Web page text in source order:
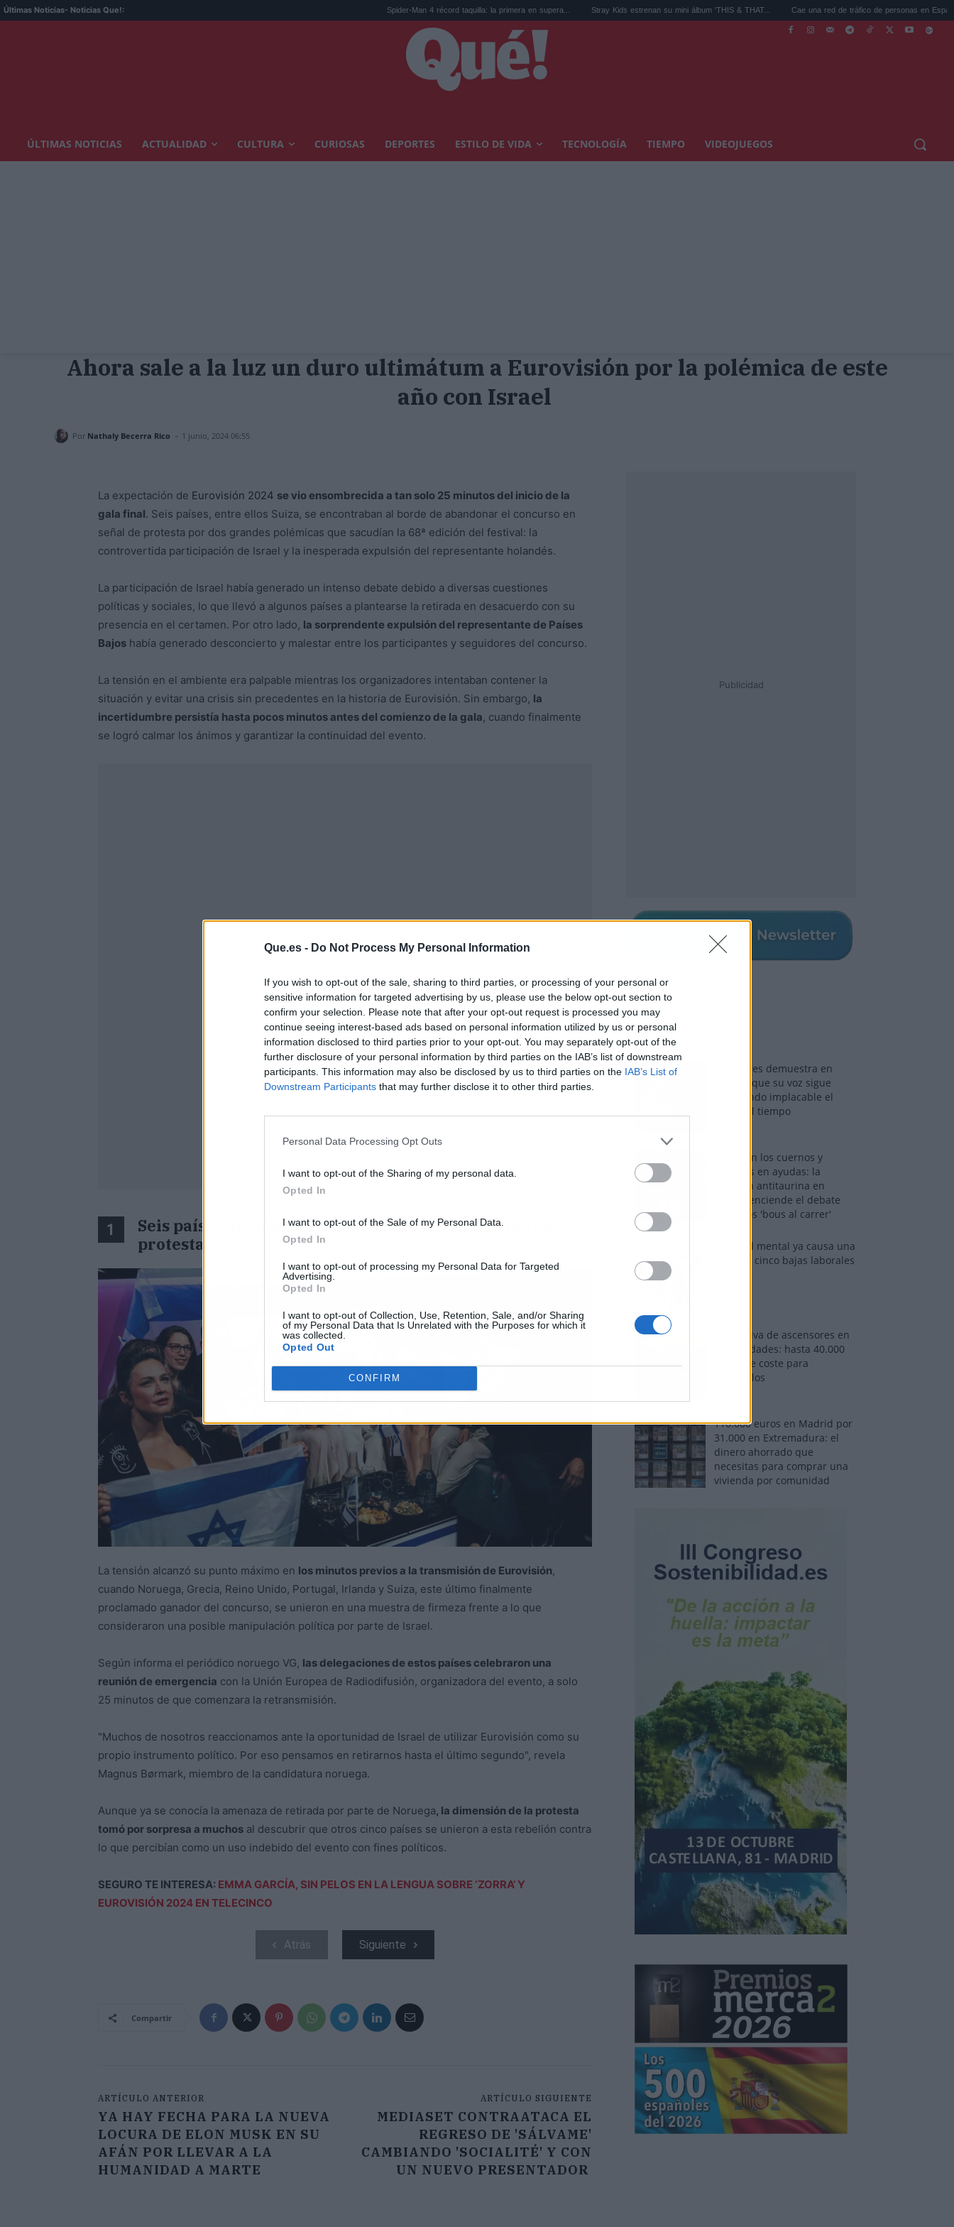
Que.es - Do Not Process My Personal Information
If you wish to opt-out of the sale, sharing to third parties, or processing of your personal or
sensitive information for targeted advertising by us, please use the below opt-out section to
confirm your selection. Please note that after your opt-out request is processed you may
continue seeing interest-based ads based on personal information utilized by us or personal
information disclosed to third parties prior to your opt-out. You may separately opt-out of the
further disclosure of your personal information by third parties on the IAB’s list of downstream
participants. This information may also be disclosed by us to third parties on the IAB’s List of
Downstream Participants that may further disclose it to other third parties.
Personal Data Processing Opt Outs
I want to opt-out of the Sharing of my personal data.
Opted In
I want to opt-out of the Sale of my Personal Data.
Opted In
I want to opt-out of processing my Personal Data for Targeted
Advertising.
Opted In
I want to opt-out of Collection, Use, Retention, Sale, and/or Sharing
of my Personal Data that Is Unrelated with the Purposes for which it
was collected.
Opted Out
CONFIRM
Últimas Noticias- Noticias Que!: Spider-Man 4 récord taquilla: la primera en supera... Stray Kids estrenan su mini álbum 'THIS & THAT... Cae una red de tráfico de personas en España con 7...
ÚLTIMAS NOTICIAS ACTUALIDAD CULTURA CURIOSAS DEPORTES ESTILO DE VIDA TECNOLOGÍA TIEMPO VIDEOJUEGOS
Ahora sale a la luz un duro ultimátum a Eurovisión por la polémica de este
año con Israel
Por Nathaly Becerra Rico - 1 junio, 2024 06:55
La expectación de Eurovisión 2024 se vio ensombrecida a tan solo 25 minutos del inicio de la
gala final. Seis países, entre ellos Suiza, se encontraban al borde de abandonar el concurso en
señal de protesta por dos grandes polémicas que sacudían la 68ª edición del festival: la
controvertida participación de Israel y la inesperada expulsión del representante holandés.
La participación de Israel había generado un intenso debate debido a diversas cuestiones
políticas y sociales, lo que llevó a algunos países a plantearse la retirada en desacuerdo con su
presencia en el certamen. Por otro lado, la sorprendente expulsión del representante de Países
Bajos había generado desconcierto y malestar entre los participantes y seguidores del concurso.
La tensión en el ambiente era palpable mientras los organizadores intentaban contener la
situación y evitar una crisis sin precedentes en la historia de Eurovisión. Sin embargo, la
incertidumbre persistía hasta pocos minutos antes del comienzo de la gala, cuando finalmente
se logró calmar los ánimos y garantizar la continuidad del evento.
Publicidad
1
Seis países amenazan con retirarse de Eurovisión en
protesta
La tensión alcanzó su punto máximo en los minutos previos a la transmisión de Eurovisión,
cuando Noruega, Grecia, Reino Unido, Portugal, Irlanda y Suiza, este último finalmente
proclamado ganador del concurso, se unieron en una muestra de firmeza frente a lo que
consideraron una posible manipulación política por parte de Israel.
Según informa el periódico noruego VG, las delegaciones de estos países celebraron una
reunión de emergencia con la Unión Europea de Radiodifusión, organizadora del evento, a solo
25 minutos de que comenzara la retransmisión.
"Muchos de nosotros reaccionamos ante la oportunidad de Israel de utilizar Eurovisión como su
propio instrumento político. Por eso pensamos en retirarnos hasta el último segundo", revela
Magnus Børmark, miembro de la candidatura noruega.
Aunque ya se conocía la amenaza de retirada por parte de Noruega, la dimensión de la protesta
tomó por sorpresa a muchos al descubrir que otros cinco países se unieron a esta rebelión contra
lo que percibían como un uso indebido del evento con fines políticos.
SEGURO TE INTERESA: EMMA GARCÍA, SIN PELOS EN LA LENGUA SOBRE ‘ZORRA’ Y
EUROVISIÓN 2024 EN TELECINCO
Atrás Siguiente
Compartir
ARTÍCULO ANTERIOR
YA HAY FECHA PARA LA NUEVA
LOCURA DE ELON MUSK EN SU
AFÁN POR LLEVAR A LA
HUMANIDAD A MARTE
ARTÍCULO SIGUIENTE
MEDIASET CONTRAATACA EL
REGRESO DE 'SÁLVAME'
CAMBIANDO 'SOCIALITÉ' Y CON
UN NUEVO PRESENTADOR
Publicidad
Los más vistos
Tom Jones demuestra en
Madrid que su voz sigue
desafiando implacable el
paso del tiempo
Fuego en los cuernos y
millones en ayudas: la
rebelión antitaurina en
Alfafar enciende el debate
sobre los 'bous al carrer'
La salud mental ya causa una
de cada cinco bajas laborales
Normativa de ascensores en
comunidades: hasta 40.000
euros de coste para
adaptarlos
110.000 euros en Madrid por
31.000 en Extremadura: el
dinero ahorrado que
necesitas para comprar una
vivienda por comunidad